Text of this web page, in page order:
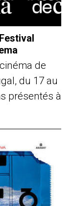
de
du 17 au
présentés à